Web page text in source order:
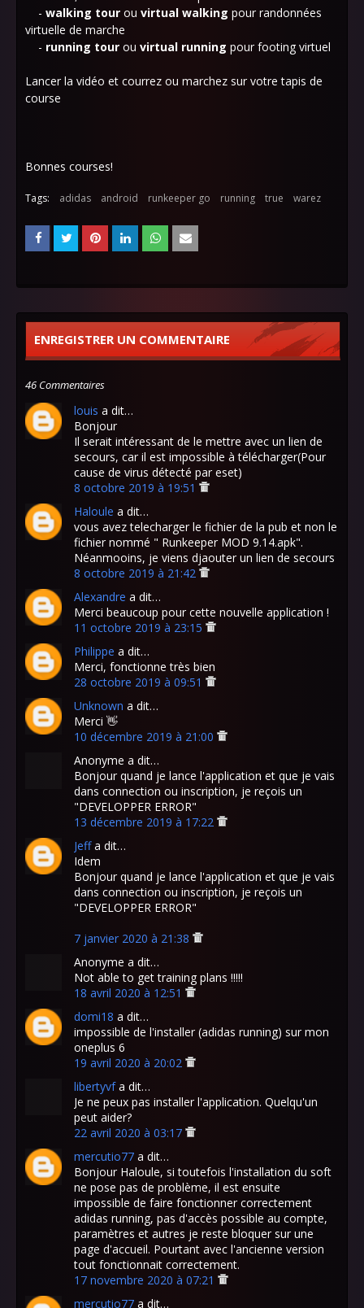
- walking tour ou virtual walking pour randonnées
virtuelle de marche
- running tour ou virtual running pour footing virtuel
Lancer la vidéo et courrez ou marchez sur votre tapis de
course
Bonnes courses!
Tags: adidas android runkeeper go running true warez
ENREGISTRER UN COMMENTAIRE
46 Commentaires
louis a dit…
Bonjour
Il serait intéressant de le mettre avec un lien de
secours, car il est impossible à télécharger(Pour
cause de virus détecté par eset)
8 octobre 2019 à 19:51
Haloule a dit…
vous avez telecharger le fichier de la pub et non le
fichier nommé " Runkeeper MOD 9.14.apk".
Néanmooins, je viens djaouter un lien de secours
8 octobre 2019 à 21:42
Alexandre a dit…
Merci beaucoup pour cette nouvelle application !
11 octobre 2019 à 23:15
Philippe a dit…
Merci, fonctionne très bien
28 octobre 2019 à 09:51
Unknown a dit…
Merci 👋
10 décembre 2019 à 21:00
Anonyme a dit…
Bonjour quand je lance l'application et que je vais
dans connection ou inscription, je reçois un
"DEVELOPPER ERROR"
13 décembre 2019 à 17:22
Jeffa dit…
Idem
Bonjour quand je lance l'application et que je vais
dans connection ou inscription, je reçois un
"DEVELOPPER ERROR"
7 janvier 2020 à 21:38
Anonyme a dit…
Not able to get training plans !!!!!
18 avril 2020 à 12:51
domi18 a dit…
impossible de l'installer (adidas running) sur mon
oneplus 6
19 avril 2020 à 20:02
libertyvfa dit…
Je ne peux pas installer l'application. Quelqu'un
peut aider?
22 avril 2020 à 03:17
mercutio77 a dit…
Bonjour Haloule, si toutefois l'installation du soft
ne pose pas de problème, il est ensuite
impossible de faire fonctionner correctement
adidas running, pas d'accès possible au compte,
paramètres et autres je reste bloquer sur une
page d'accueil. Pourtant avec l'ancienne version
tout fonctionnait correctement.
17 novembre 2020 à 07:21
mercutio77 a dit…